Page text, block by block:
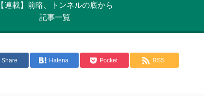
【連載】前略、トンネルの底から
記事一覧
Share Hatena Pocket RSS